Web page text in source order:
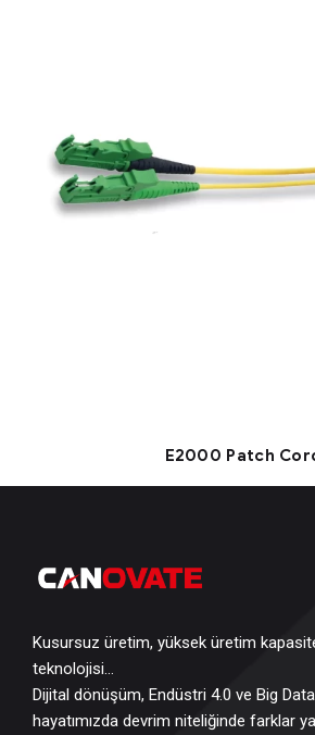
E2000 Patch
Kusursuz üretim, yüksek üretim
teknolojisi…
Dijital dönüşüm, Endüstri 4.0 ve Big
hayatımızda devrim niteliğinde farklar